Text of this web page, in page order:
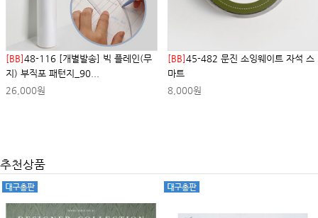
[BB]48-116 [개별발송] 빅 플레인(무
지) 부직포 패턴지_90...
26,000원
[BB]45-482 문진 소잉웨이트 자석 스
마트
8,000원
추천상품